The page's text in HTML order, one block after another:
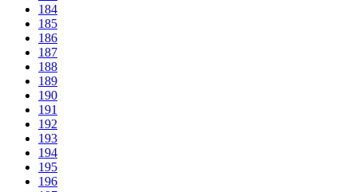
184
185
186
187
188
189
190
191
192
193
194
195
196